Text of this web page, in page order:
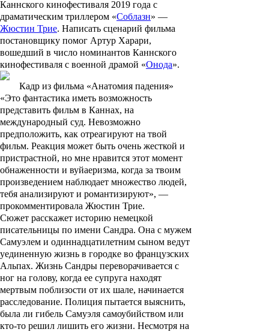
Каннского кинофестиваля 2019 года с
драматическим триллером «Соблазн» —
Жюстин Трие. Написать сценарий фильма
постановщику помог Артур Харари,
вошедший в число номинантов Каннского
кинофестиваля с военной драмой «Онода».
Кадр из фильма «Анатомия падения»
«Это фантастика иметь возможность
представить фильм в Каннах, на
международный суд. Невозможно
предположить, как отреагируют на твой
фильм. Реакция может быть очень жесткой и
пристрастной, но мне нравится этот момент
обнаженности и вуйаеризма, когда за твоим
произведением наблюдает множество людей,
тебя анализируют и романтизируют», —
прокомментировала Жюстин Трие.
Сюжет расскажет историю немецкой
писательницы по имени Сандра. Она с мужем
Самуэлем и одиннадцатилетним сыном ведут
уединенную жизнь в городке во французских
Альпах. Жизнь Сандры переворачивается с
ног на голову, когда ее супруга находят
мертвым поблизости от их шале, начинается
расследование. Полиция пытается выяснить,
была ли гибель Самуэля самоубийством или
кто-то решил лишить его жизни. Несмотря на